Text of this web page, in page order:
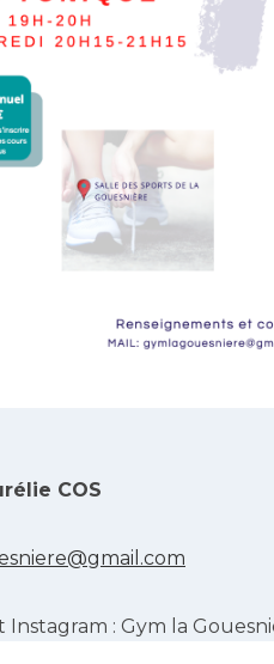
COS
Instagram : Gym la